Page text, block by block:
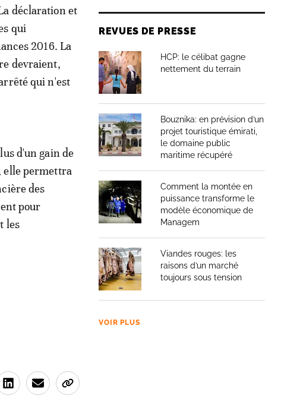
déclaration et
qui
2016. La
devraient,
qui n'est
d'un gain de
elle permettra
des
pour
les
REVUES DE PRESSE
HCP: le célibat gagne
nettement du terrain
Bouznika: en prévision d’un
projet touristique émirati,
le domaine public
maritime récupéré
Comment la montée en
puissance transforme le
modèle économique de
Managem
Viandes rouges: les
raisons d’un marché
toujours sous tension
VOIR PLUS